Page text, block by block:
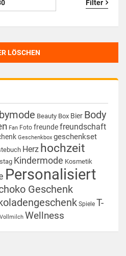
Filter
LÖSCHEN
Beauty Box Bier Body
Fan Foto freundefreundschaft
Geschenkbox geschenkset
Herz hochzeit
Kindermode Kosmetik
Personalisiert
Geschenk
Spiele T-
Vollmilch Wellness